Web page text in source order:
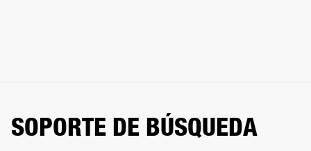
SOPORTE DE BÚSQUEDA